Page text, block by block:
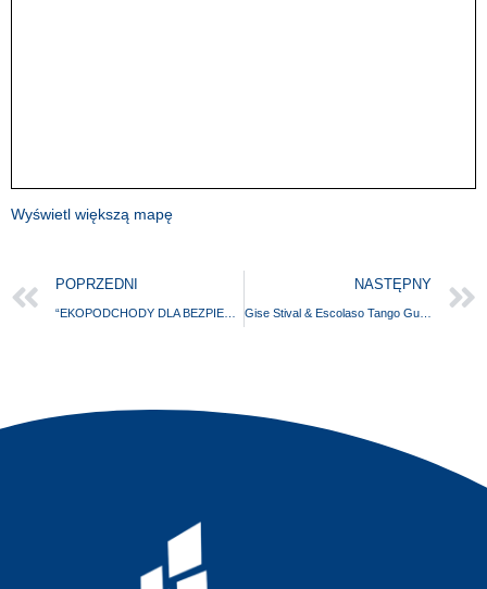
Wyświetl większą mapę
POPRZEDNI NASTĘPNY
Gise Stival & Escolaso Tango Guitar Trio w Świdwinie